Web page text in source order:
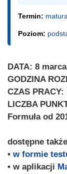
Termin:
Poziom:
DATA: 8
GODZINA
CZAS
LICZBA
Formuła od
dostępne
• w formie
• w aplikacji